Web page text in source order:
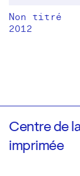
Non titré
2012
Centre de
imprimée